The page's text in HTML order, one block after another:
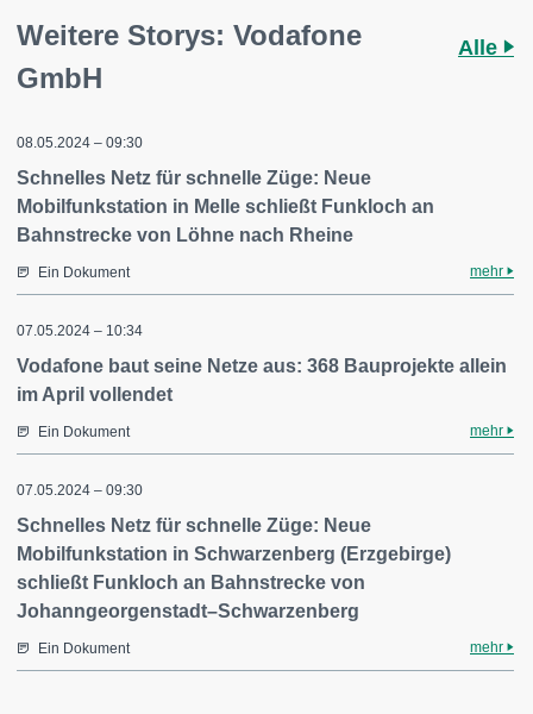
Weitere Storys: Vodafone
GmbH
Alle
08.05.2024 – 09:30
Schnelles Netz für schnelle Züge: Neue
Mobilfunkstation in Melle schließt Funkloch an
Bahnstrecke von Löhne nach Rheine
Ein Dokument mehr
07.05.2024 – 10:34
Vodafone baut seine Netze aus: 368 Bauprojekte allein
im April vollendet
Ein Dokument mehr
07.05.2024 – 09:30
Schnelles Netz für schnelle Züge: Neue
Mobilfunkstation in Schwarzenberg (Erzgebirge)
schließt Funkloch an Bahnstrecke von
Johanngeorgenstadt–Schwarzenberg
Ein Dokument mehr